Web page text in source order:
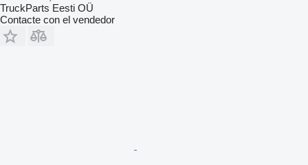
TruckParts Eesti OÜ
Contacte con el vendedor